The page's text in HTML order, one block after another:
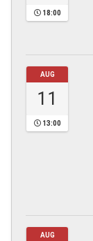
18:00
AUG
11
13:00
AUG